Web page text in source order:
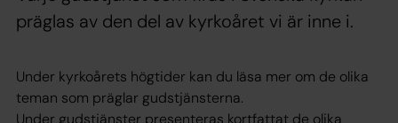
präglas av den del av kyrkoåret vi är inne i.
Under kyrkoårets högtider kan du läsa mer om de olika
teman som präglar gudstjänsterna.
Under gudstjänster presenteras kortfattat de olika